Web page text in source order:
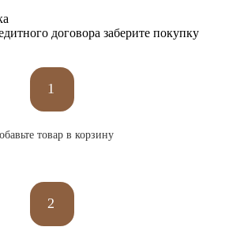
договора заберите покупку
1
товар в корзину
2